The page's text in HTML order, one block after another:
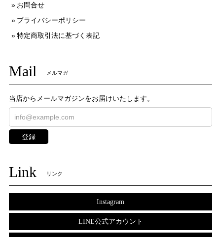
お問合せ
プライバシーポリシー
特定商取引法に基づく表記
Mail メルマガ
当店からメールマガジンをお届けいたします。
登録
Link リンク
Instagram
LINE公式アカウント